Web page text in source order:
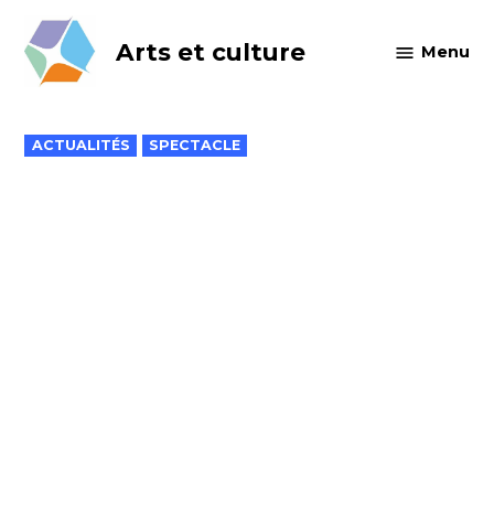
content
Arts et culture Menu
POSTED
IN
ACTUALITÉS SPECTACLE